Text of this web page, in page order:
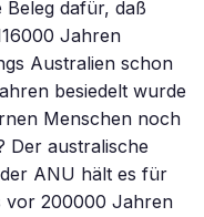
dafür, daß
Jahren
Australien schon
besiedelt wurde
Menschen noch
Der australische
ANU hält es für
vor 200000 Jahren